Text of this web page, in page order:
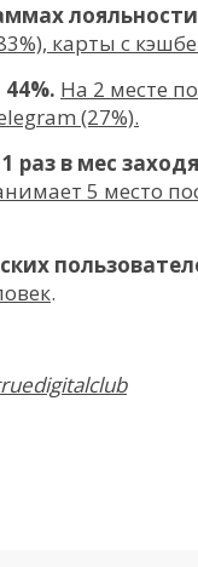
карты с
На 2 месте
(27%).
раз в мес
5 место
.